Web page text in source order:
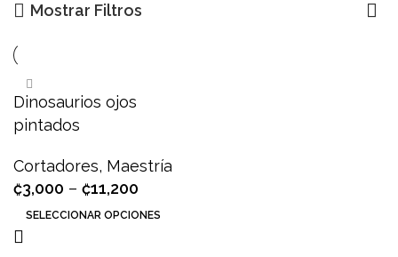
Mostrar Filtros
Dinosaurios ojos
pintados
Cortadores, Maestría
₡3,000 – ₡11,200
SELECCIONAR OPCIONES